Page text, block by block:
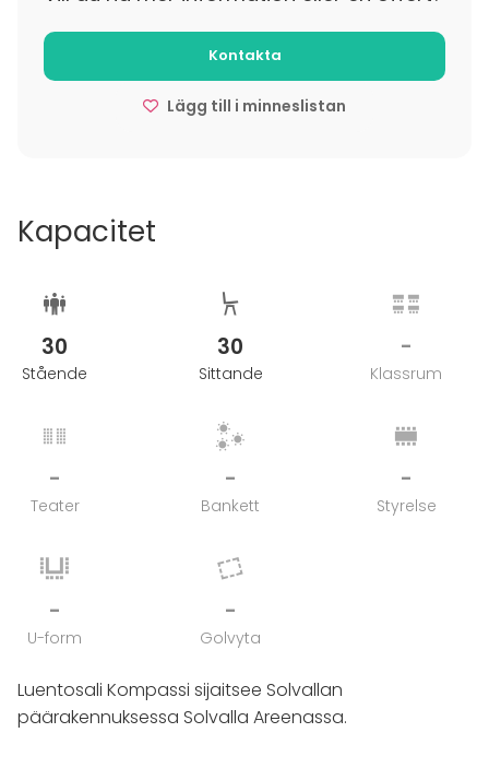
Kontakta
Lägg till i minneslistan
Kapacitet
30
Stående
30
Sittande
-
Klassrum
-
Teater
-
Bankett
-
Styrelse
-
U-form
-
Golvyta
Luentosali Kompassi sijaitsee Solvallan
päärakennuksessa Solvalla Areenassa.